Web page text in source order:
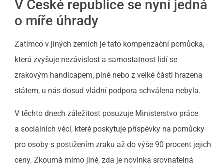
V České republice se nyní jedná
o míře úhrady
Zatímco v jiných zemích je tato kompenzační pomůcka,
která zvyšuje nezávislost a samostatnost lidí se
zrakovým handicapem, plně nebo z velké části hrazena
státem, u nás dosud vládní podpora schválena nebyla.
V těchto dnech záležitost posuzuje Ministerstvo práce
a sociálních věcí, které poskytuje příspěvky na pomůcky
pro osoby s postižením zraku až do výše 90 procent jejich
ceny. Zkoumá mimo jiné, zda je novinka srovnatelná